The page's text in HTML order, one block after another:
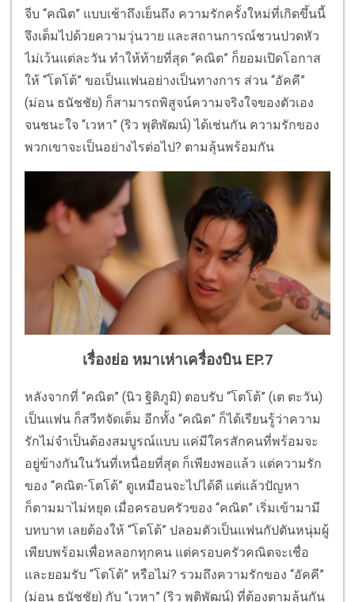
จีบ “คณิต” แบบเช้าถึงเย็นถึง ความรักครั้งใหม่ที่เกิดขึ้นนี้
จึงเต็มไปด้วยความวุ่นวาย และสถานการณ์ชวนปวดหัว
ไม่เว้นแต่ละวัน ทำให้ท้ายที่สุด “คณิต” ก็ยอมเปิดโอกาส
ให้ “โตโต้” ขอเป็นแฟนอย่างเป็นทางการ ส่วน “อัคคี”
(ม่อน ธนัชชัย) ก็สามารถพิสูจน์ความจริงใจของตัวเอง
จนชนะใจ “เวหา” (ริว พุติพัฒน์) ได้เช่นกัน ความรักของ
พวกเขาจะเป็นอย่างไรต่อไป? ตามลุ้นพร้อมกัน
เรื่องย่อ หมาเห่าเครื่องบิน EP.7
หลังจากที่ “คณิต” (นิว ฐิติภูมิ) ตอบรับ “โตโต้” (เต ตะวัน)
เป็นแฟน ก็สวีทจัดเต็ม อีกทั้ง “คณิต” ก็ได้เรียนรู้ว่าความ
รักไม่จำเป็นต้องสมบูรณ์แบบ แค่มีใครสักคนที่พร้อมจะ
อยู่ข้างกันในวันที่เหนื่อยที่สุด ก็เพียงพอแล้ว แต่ความรัก
ของ “คณิต-โตโต้” ดูเหมือนจะไปได้ดี แต่แล้วปัญหา
ก็ตามมาไม่หยุด เมื่อครอบครัวของ “คณิต” เริ่มเข้ามามี
บทบาท เลยต้องให้ “โตโต้” ปลอมตัวเป็นแฟนกัปตันหนุ่มผู้
เพียบพร้อมเพื่อหลอกทุกคน แต่ครอบครัวคณิตจะเชื่อ
และยอมรับ “โตโต้” หรือไม่? รวมถึงความรักของ “อัคคี”
(ม่อน ธนัชชัย) กับ “เวหา” (ริว พุติพัฒน์) ที่ต้องตามลุ้นกัน